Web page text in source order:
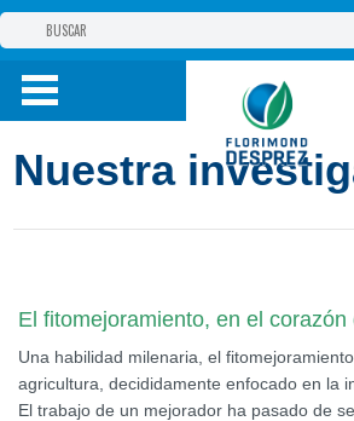
GRUPO
PRODUCTOS
Nuestra
El fitomejoramiento, en el
Una habilidad milenaria, el
agricultura, decididamente enfocado en la
El trabajo de un mejorador ha pasado de